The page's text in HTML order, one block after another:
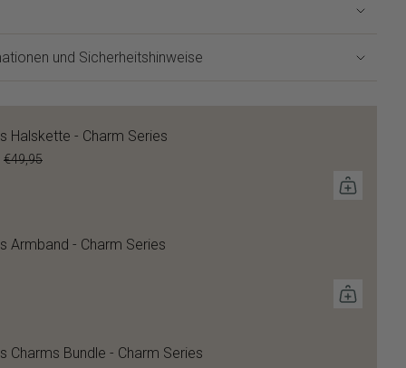
und Sicherheitshinweise
Halskette - Charm Series
€49,95
Armband - Charm Series
Charms Bundle - Charm Series